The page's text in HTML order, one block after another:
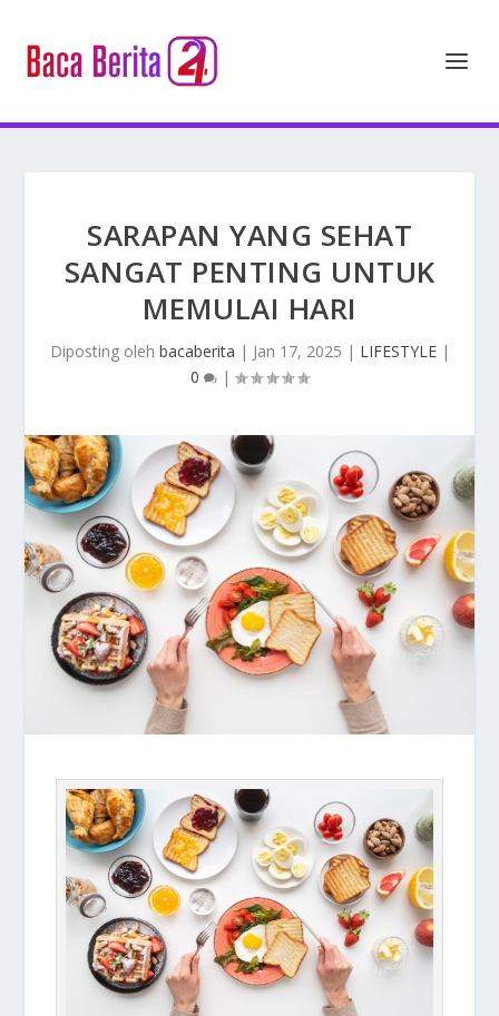
SARAPAN YANG SEHAT
SANGAT PENTING UNTUK
MEMULAI HARI
Diposting oleh bacaberita | Jan 17, 2025 | LIFESTYLE|
0
|